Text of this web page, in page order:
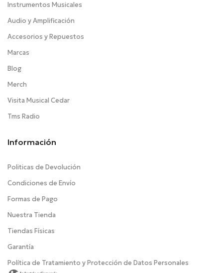
Instrumentos Musicales
Audio y Amplificación
Accesorios y Repuestos
Marcas
Blog
Merch
Visita Musical Cedar
Tms Radio
Información
Politicas de Devolución
Condiciones de Envío
Formas de Pago
Nuestra Tienda
Tiendas Físicas
Garantía
Política de Tratamiento y Protección de Datos Personales